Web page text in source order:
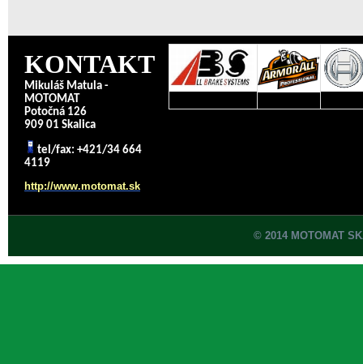
KONTAKT
Mikuláš Matula -
MOTOMAT
Potočná 126
909 01 Skalica
tel/fax: +421/34 664
4119
http://www.motomat.sk
© 2014